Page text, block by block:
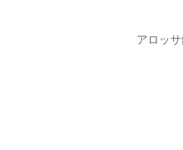
アロッ